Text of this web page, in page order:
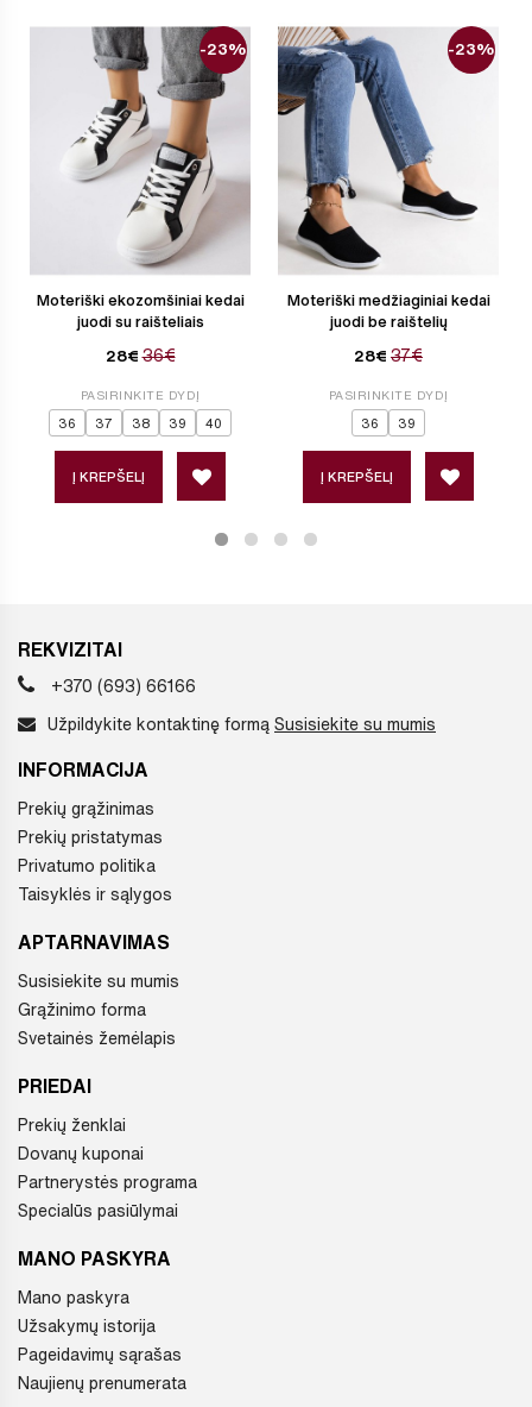
Moteriški ekozomšiniai kedai
juodi su raišteliais
28€ 36€
-23%
PASIRINKITE DYDĮ
36 37 38 39 40
Į KREPŠELĮ
Moteriški medžiaginiai kedai
juodi be raištelių
28€ 37€
-23%
PASIRINKITE DYDĮ
36 39
Į KREPŠELĮ
REKVIZITAI
+370 (693) 66166
Užpildykite kontaktinę formą Susisiekite su mumis
INFORMACIJA
Prekių grąžinimas
Prekių pristatymas
Privatumo politika
Taisyklės ir sąlygos
APTARNAVIMAS
Susisiekite su mumis
Grąžinimo forma
Svetainės žemėlapis
PRIEDAI
Prekių ženklai
Dovanų kuponai
Partnerystės programa
Specialūs pasiūlymai
MANO PASKYRA
Mano paskyra
Užsakymų istorija
Pageidavimų sąrašas
Naujienų prenumerata